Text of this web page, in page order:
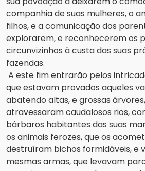
companhia de suas mulheres, o
filhos, e a comunicação dos
explorarem, e reconhecerem os
circunvizinhos à custa das suas
fazendas.
A este fim entrarão pelos
que estavam provados aqueles
abatendo altas, e grossas
atravessaram caudalosos rios,
bárbaros habitantes das suas
os animais ferozes, que os
destruíram bichos formidáveis, e
mesmas armas, que levavam